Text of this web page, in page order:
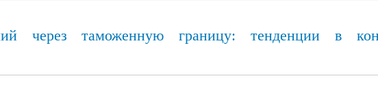
через таможенную границу: тенденции в